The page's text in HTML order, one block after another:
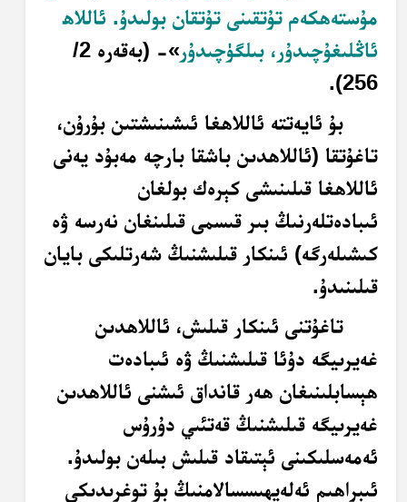
مۇستەھكەم تۇتقىنى تۇتقان بولىدۇ. ئاللاھ
ئاڭلىغۇچىدۇر، بىلگۈچىدۇر
»- (بەقەرە 2/
256).
بۇ ئايەتتە ئاللاھغا ئىشىنىشتىن بۇرۇن،
تاغۇتقا (ئاللاھدىن باشقا بارچە مەبۇد يەنى
ئاللاھغا قىلىنىشى كېرەك بولغان
ئىبادەتلەرنىڭ بىر قىسمى قىلىنغان نەرسە ۋە
كىشىلەرگە) ئىنكار قىلىشنىڭ شەرتلىكى بايان
قىلىنىدۇ.
تاغۇتنى ئىنكار قىلىش، ئاللاھدىن
غەيرىيگە دۇئا قىلىشنىڭ ۋە ئىبادەت
ھېسابلىنىغان ھەر قانداق ئىشنى ئاللاھدىن
غەيرىيگە قىلىشنىڭ قەتئىي دۇرۇس
ئەمەسلىكىنى ئېتىقاد قىلىش بىلەن بولىدۇ.
ئىبراھىم ئەلەيھىسسالامنىڭ بۇ توغرىدىكى